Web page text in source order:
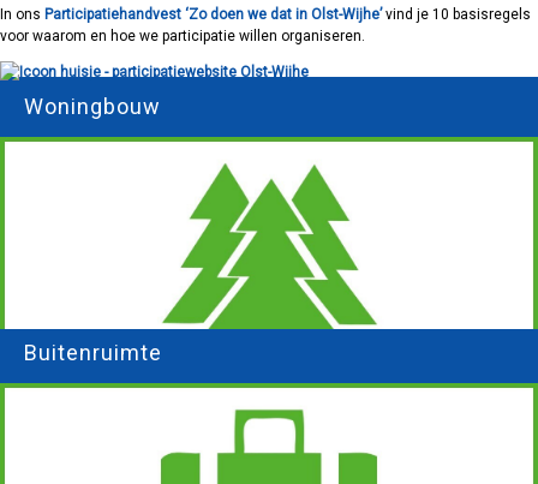
In ons Participatiehandvest ‘Zo doen we dat in Olst-Wijhe’vind je 10 basisregels
voor waarom en hoe we participatie willen organiseren.
Woningbouw
Buitenruimte